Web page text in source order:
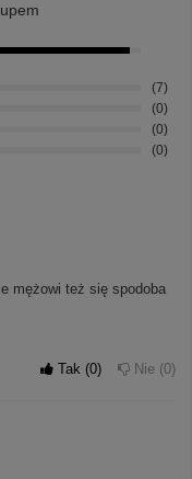
7
0
0
0
mężowi też się spodoba
Tak 0 Nie 0